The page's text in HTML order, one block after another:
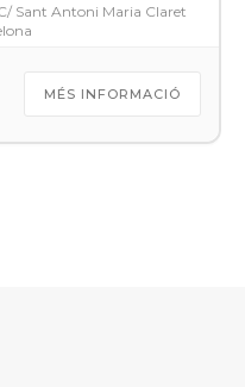
Sant Antoni Maria Claret
MÉS INFORMACIÓ